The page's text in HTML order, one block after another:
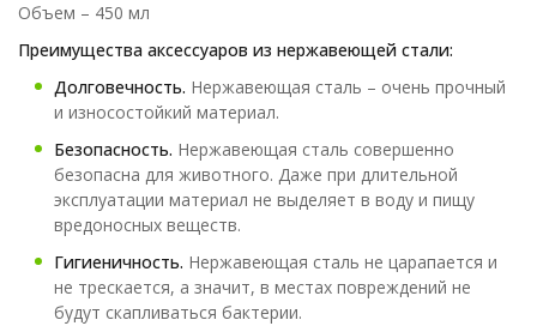
Объем – 450 мл
Преимущества аксессуаров из нержавеющей стали:
Долговечность. Нержавеющая сталь – очень прочный
и износостойкий материал.
Безопасность. Нержавеющая сталь совершенно
безопасна для животного. Даже при длительной
эксплуатации материал не выделяет в воду и пищу
вредоносных веществ.
Гигиеничность. Нержавеющая сталь не царапается и
не трескается, а значит, в местах повреждений не
будут скапливаться бактерии.